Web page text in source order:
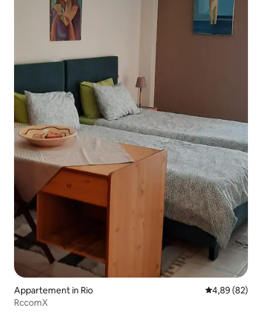
Appartement in Rio Gemiddelde
4,89 (82)
RccomX